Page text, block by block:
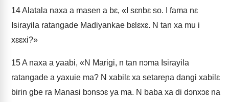
14Alatala naxa a masen a bɛ, «I sɛnbɛ so. I fama nɛ
Isirayila ratangade Madiyankae bɛlɛxɛ. N tan xa mu i
xɛɛxi?»
15A naxa a yaabi, «N Marigi, n tan nɔma Isirayila
ratangade a yaxuie ma? N xabilɛ xa setareɲa dangi xabilɛ
birin gbe ra Manasi bɔnsɔɛ ya ma. N baba xa di dɔnxɔɛ na